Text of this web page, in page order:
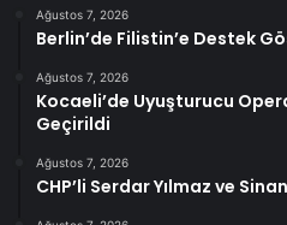
Ağustos 7, 2026
Berlin’de Filistin’e Destek
Ağustos 7, 2026
Kocaeli’de Uyuşturucu
Geçirildi
Ağustos 7, 2026
CHP’li Serdar Yılmaz ve